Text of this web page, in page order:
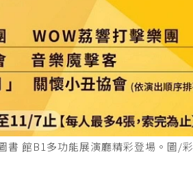
書 館B1多功能展演廳精彩登場。圖/